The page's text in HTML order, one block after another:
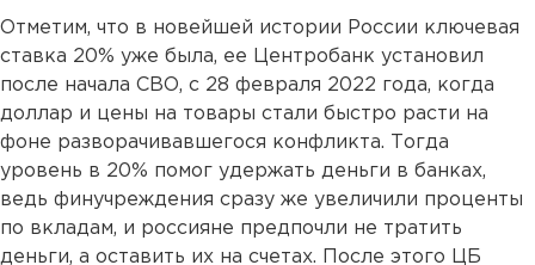
Отметим, что в новейшей истории России ключевая
ставка 20% уже была, ее Центробанк установил
после начала СВО, с 28 февраля 2022 года, когда
доллар и цены на товары стали быстро расти на
фоне разворачивавшегося конфликта. Тогда
уровень в 20% помог удержать деньги в банках,
ведь финучреждения сразу же увеличили проценты
по вкладам, и россияне предпочли не тратить
деньги, а оставить их на счетах. После этого ЦБ